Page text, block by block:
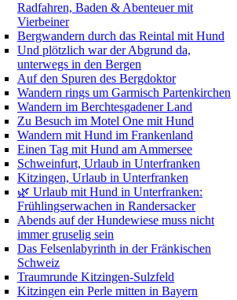
Radfahren, Baden & Abenteuer mit
Vierbeiner
Bergwandern durch das Reintal mit Hund
Und plötzlich war der Abgrund da,
unterwegs in den Bergen
Auf den Spuren des Bergdoktor
Wandern rings um Garmisch Partenkirchen
Wandern im Berchtesgadener Land
Zu Besuch im Motel One mit Hund
Wandern mit Hund im Frankenland
Einen Tag mit Hund am Ammersee
Schweinfurt, Urlaub in Unterfranken
Kitzingen, Urlaub in Unterfranken
🌿 Urlaub mit Hund in Unterfranken:
Frühlingserwachen in Randersacker
Abends auf der Hundewiese muss nicht
immer gruselig sein
Das Felsenlabyrinth in der Fränkischen
Schweiz
Traumrunde Kitzingen-Sulzfeld
Kitzingen ein Perle mitten in Bayern